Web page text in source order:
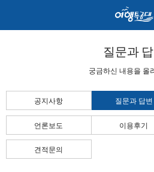
질문과
궁금하신 내용을 올
공지사항 질문과 답변
언론보도 이용후기
견적문의